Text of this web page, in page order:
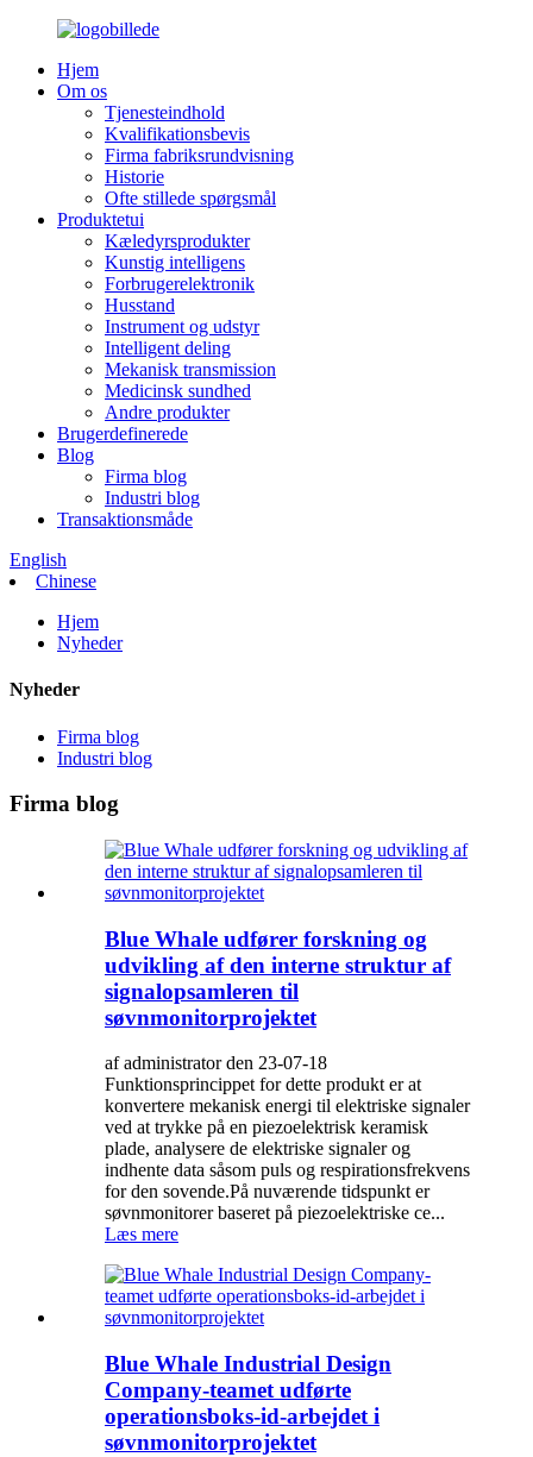
Hjem
Om os
Tjenesteindhold
Kvalifikationsbevis
Firma fabriksrundvisning
Historie
Ofte stillede spørgsmål
Produktetui
Kæledyrsprodukter
Kunstig intelligens
Forbrugerelektronik
Husstand
Instrument og udstyr
Intelligent deling
Mekanisk transmission
Medicinsk sundhed
Andre produkter
Brugerdefinerede
Blog
Firma blog
Industri blog
Transaktionsmåde
English
Chinese
Hjem
Nyheder
Nyheder
Firma blog
Industri blog
Firma blog
Blue Whale udfører forskning og
udvikling af den interne struktur af
signalopsamleren til
søvnmonitorprojektet
af administrator den 23-07-18
Funktionsprincippet for dette produkt er at
konvertere mekanisk energi til elektriske signaler
ved at trykke på en piezoelektrisk keramisk
plade, analysere de elektriske signaler og
indhente data såsom puls og respirationsfrekvens
for den sovende.På nuværende tidspunkt er
søvnmonitorer baseret på piezoelektriske ce...
Læs mere
Blue Whale Industrial Design
Company-teamet udførte
operationsboks-id-arbejdet i
søvnmonitorprojektet